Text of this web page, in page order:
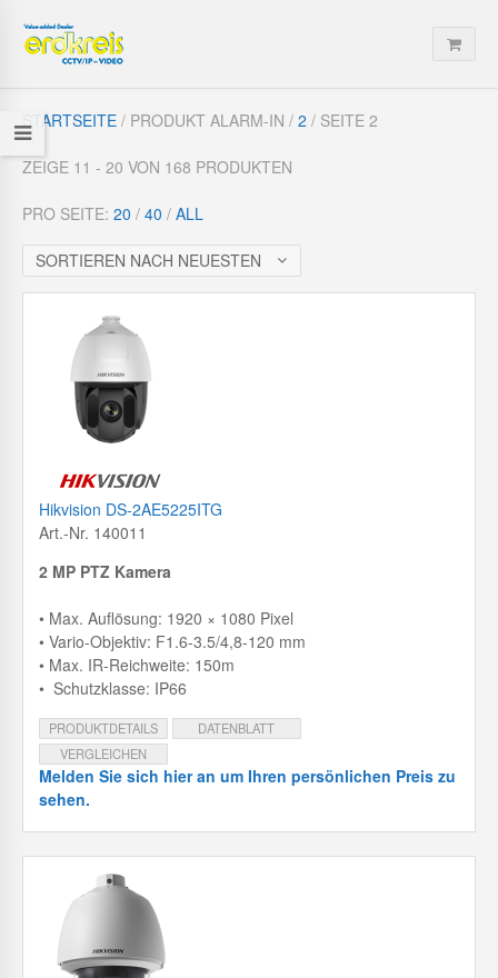
STARTSEITE / PRODUKT ALARM-IN / 2 / SEITE 2
ZEIGE 11 - 20 VON 168 PRODUKTEN
PRO SEITE: 20 / 40 / ALL
SORTIEREN NACH NEUESTEN
Hikvision DS-2AE5225ITG
Art.-Nr. 140011
2 MP PTZ Kamera
• Max. Auflösung: 1920 × 1080 Pixel
• Vario-Objektiv: F1.6-3.5/4,8-120 mm
• Max. IR-Reichweite: 150m
• Schutzklasse: IP66
PRODUKTDETAILS
DATENBLATT
VERGLEICHEN
Melden Sie sich hier an um Ihren persönlichen Preis zu
sehen.